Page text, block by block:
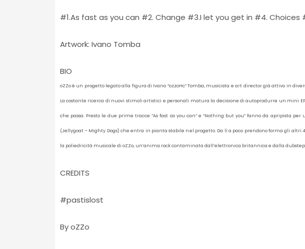
#1.As fast as you can #2. Change #3.I let you get in #4. Choices
Artwork: Ivano Tomba
BIO
oZZo è un progetto legato alla figura di Ivano “ozzoHc” Tomba, musicista e art director già attivo in
La costante ricerca di nuovi stimoli artistici e personali matura la decisione di autoprodurre un mini
che passa. Presto le due prime tracce “As fast as you can” e “Nothing but you” fanno da apripista
(Jellygoat – Mighty Dogs) che entra in pianta stabile nel progetto. Da lì a poco prendono forma gli altri
la poliedricità musicale di oZZo, un’anima rock contaminata dall’elettronica britannica e dalla
CREDITS
#pastislost
By oZZo